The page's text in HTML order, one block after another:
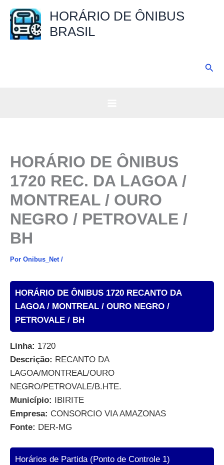
para
HORÁRIO DE ÔNIBUS
BRASIL
HORÁRIO DE ÔNIBUS
1720 REC. DA LAGOA /
MONTREAL / OURO
NEGRO / PETROVALE /
BH
Por Onibus_Net /
HORÁRIO DE ÔNIBUS 1720 RECANTO DA
LAGOA / MONTREAL / OURO NEGRO /
PETROVALE / BH
Linha: 1720
Descrição: RECANTO DA
LAGOA/MONTREAL/OURO
NEGRO/PETROVALE/B.HTE.
Município: IBIRITE
Empresa: CONSORCIO VIA AMAZONAS
Fonte: DER-MG
Horários de Partida (Ponto de Controle 1)